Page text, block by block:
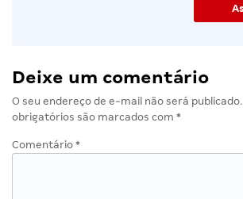
Deixe um comentário
O seu endereço de e-mail não será publicado.
obrigatórios são marcados com *
Comentário *